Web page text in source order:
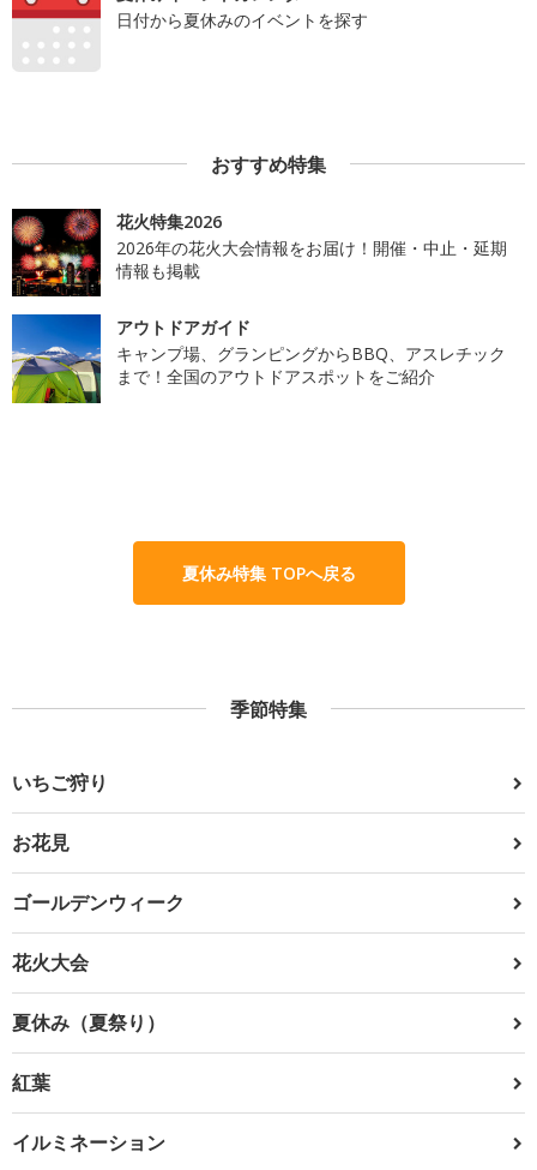
日付から夏休みのイベントを探す
おすすめ特集
花火特集2026
2026年の花火大会情報をお届け！開催・中止・延期
情報も掲載
アウトドアガイド
キャンプ場、グランピングからBBQ、アスレチック
まで！全国のアウトドアスポットをご紹介
夏休み特集 TOPへ戻る
季節特集
いちご狩り
お花見
ゴールデンウィーク
花火大会
夏休み（夏祭り）
紅葉
イルミネーション